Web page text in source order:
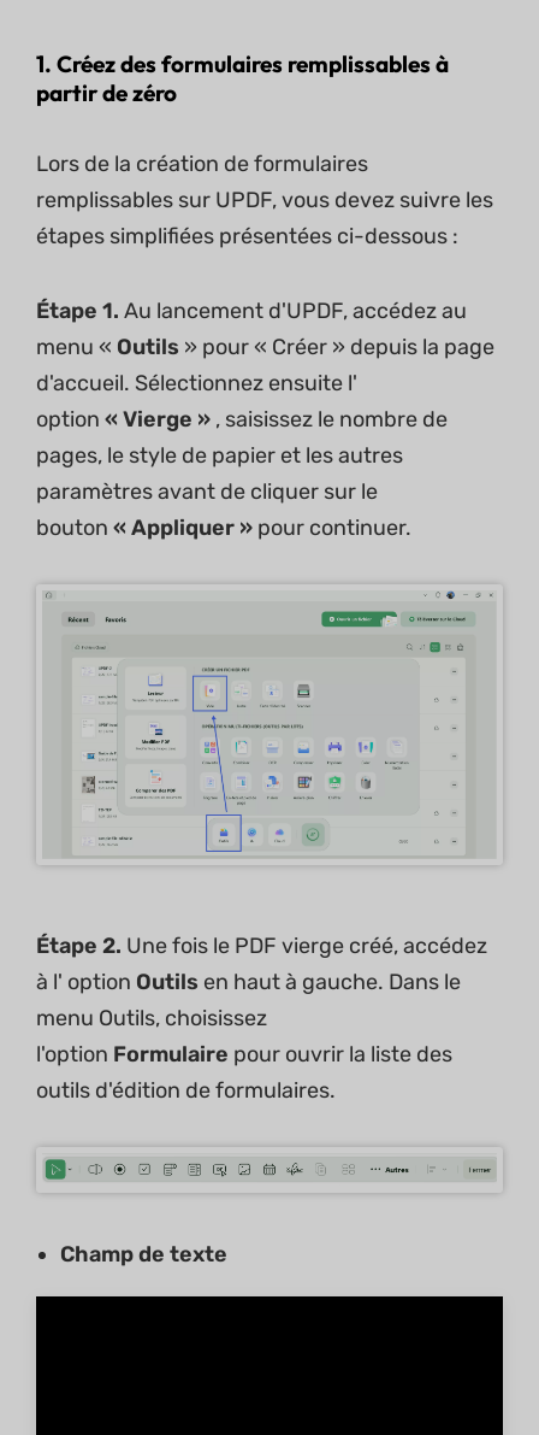
1. Créez des formulaires remplissables à
partir de zéro
Lors de la création de formulaires
remplissables sur UPDF, vous devez suivre les
étapes simplifiées présentées ci-dessous :
Étape 1. Au lancement d'UPDF, accédez au
menu « Outils » pour « Créer » depuis la page
d'accueil. Sélectionnez ensuite l'
option « Vierge » , saisissez le nombre de
pages, le style de papier et les autres
paramètres avant de cliquer sur le
bouton « Appliquer » pour continuer.
Étape 2. Une fois le PDF vierge créé, accédez
à l' option Outils en haut à gauche. Dans le
menu Outils, choisissez
l'option Formulaire pour ouvrir la liste des
outils d'édition de formulaires.
Champ de texte